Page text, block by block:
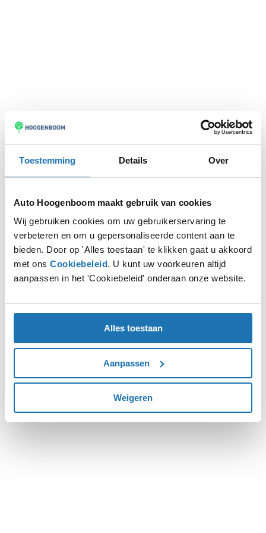
Toestemming Details Over
Auto Hoogenboom maakt gebruik van cookies
Wij gebruiken cookies om uw gebruikerservaring te
verbeteren en om u gepersonaliseerde content aan te
bieden. Door op 'Alles toestaan' te klikken gaat u akkoord
met ons Cookiebeleid. U kunt uw voorkeuren altijd
aanpassen in het 'Cookiebeleid' onderaan onze website.
Alles toestaan
Aanpassen
Weigeren
Application error: aclient-side exception has occurred while
loadingwww.autohoogenboom.nl (see the browser console
more information).